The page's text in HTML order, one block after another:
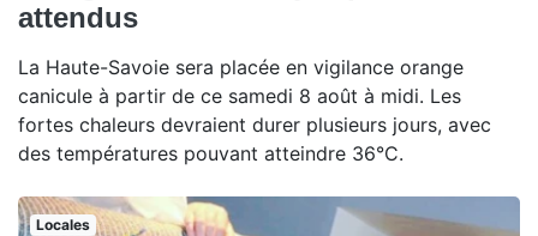
attendus
La Haute-Savoie sera placée en vigilance orange
canicule à partir de ce samedi 8 août à midi. Les
fortes chaleurs devraient durer plusieurs jours, avec
des températures pouvant atteindre 36°C.
Locales